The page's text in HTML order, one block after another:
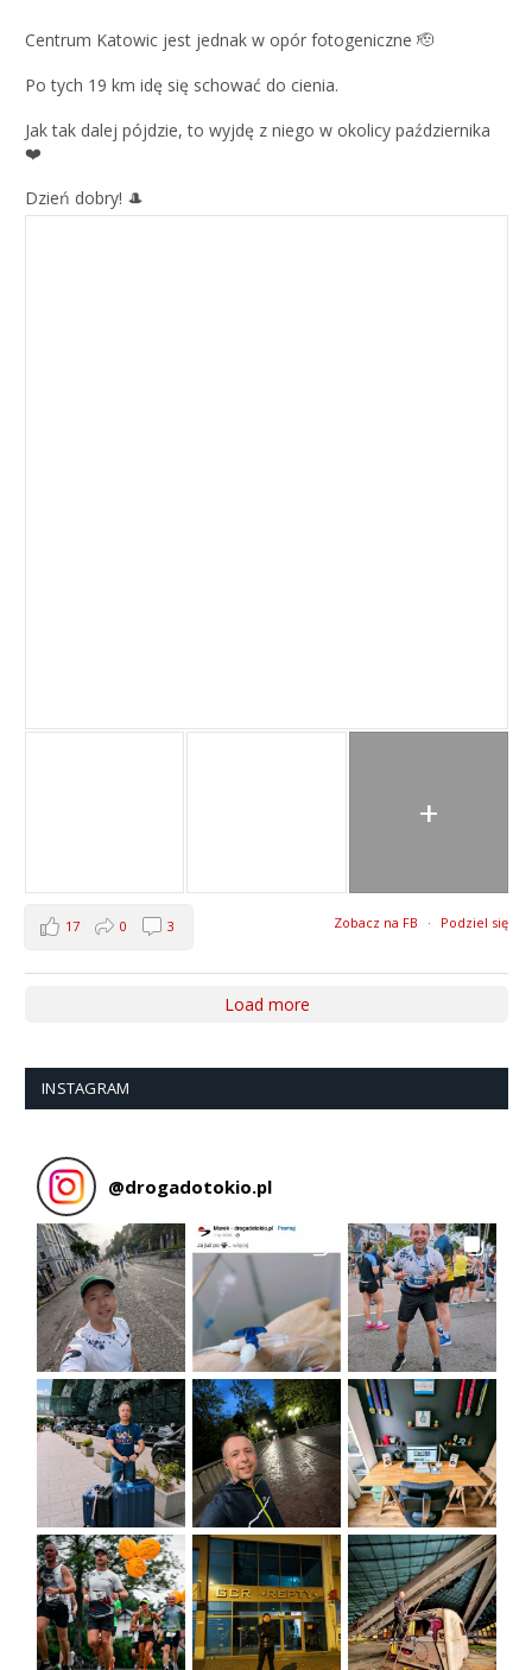
Centrum Katowic jest jednak w opór fotogeniczne 🫡
Po tych 19 km idę się schować do cienia.
Jak tak dalej pójdzie, to wyjdę z niego w okolicy października
❤️
Dzień dobry! 🎩
+
Zobacz na FB · Podziel się
17 0 3
Load more
INSTAGRAM
@drogadotokio.pl